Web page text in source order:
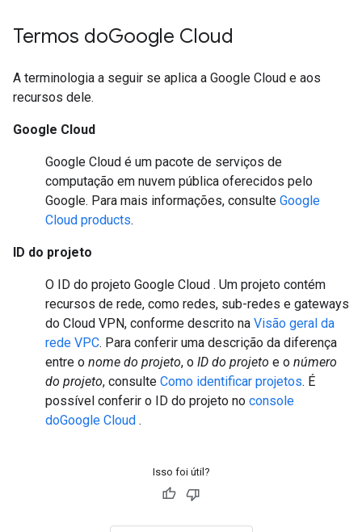
Termos doGoogle Cloud
A terminologia a seguir se aplica a Google Cloud e aos
recursos dele.
Google Cloud
Google Cloud é um pacote de serviços de
computação em nuvem pública oferecidos pelo
Google. Para mais informações, consulte Google
Cloud products.
ID do projeto
O ID do projeto Google Cloud . Um projeto contém
recursos de rede, como redes, sub-redes e gateways
do Cloud VPN, conforme descrito na Visão geral da
rede VPC. Para conferir uma descrição da diferença
entre o nome do projeto, o ID do projeto e o número
do projeto, consulte Como identificar projetos. É
possível conferir o ID do projeto no console
doGoogle Cloud .
Isso foi útil?